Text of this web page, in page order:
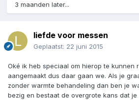
3 maanden later...
liefde voor messen
Geplaatst: 22 juni 2015
Oké ik heb speciaal om hierop te kunnen
aangemaakt dus daar gaan we. Als je
zonder warmte behandeling dan ben je
bezig en bestaat de overgrote kans dat